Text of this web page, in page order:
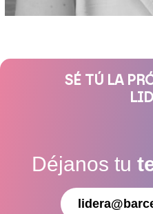
SÉ TÚ LA
Déjanos tu